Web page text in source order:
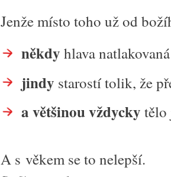
Jenže místo toho už od
někdy hlava
jindy starostí tolik, že
a většinou vždycky tělo
A s věkem se to nelepší.